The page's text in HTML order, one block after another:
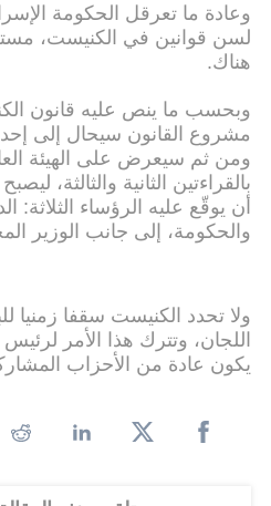
وعادة ما تعرقل الحكومة
لسن قوانين في الكنيست،
هناك.
وبحسب ما ينص عليه قانون
مشروع القانون سيحال إلى
ومن ثم سيعرض على الهيئة
بالقراءتين الثانية والثالثة،
أن يوقّع عليه الرؤساء الثلاثة:
والحكومة، إلى جانب الوزير
ولا تحدد الكنيست سقفا زمنيا
اللجان، وتترك هذا الأمر
يكون عادة من الأحزاب